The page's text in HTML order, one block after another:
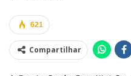
621
Compartilhar